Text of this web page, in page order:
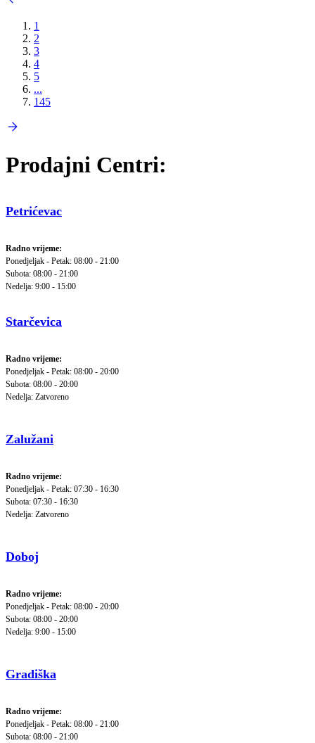
1
2
3
4
5
...
145
Prodajni Centri:
Petrićevac
Radno vrijeme:
Ponedjeljak - Petak: 08:00 - 21:00
Subota: 08:00 - 21:00
Nedelja: 9:00 - 15:00
Starčevica
Radno vrijeme:
Ponedjeljak - Petak: 08:00 - 20:00
Subota: 08:00 - 20:00
Nedelja: Zatvoreno
Zalužani
Radno vrijeme:
Ponedjeljak - Petak: 07:30 - 16:30
Subota: 07:30 - 16:30
Nedelja: Zatvoreno
Doboj
Radno vrijeme:
Ponedjeljak - Petak: 08:00 - 20:00
Subota: 08:00 - 20:00
Nedelja: 9:00 - 15:00
Gradiška
Radno vrijeme:
Ponedjeljak - Petak: 08:00 - 21:00
Subota: 08:00 - 21:00